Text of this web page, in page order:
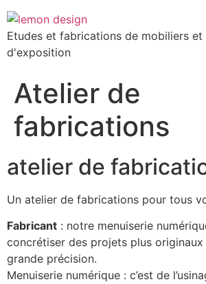
Etudes et fabrications de mobiliers et
d'exposition
Atelier de
fabrications
atelier de
Un atelier de fabrications pour tous
Fabricant : notre menuiserie
concrétiser des projets plus
grande précision.
Menuiserie numérique : c’est de